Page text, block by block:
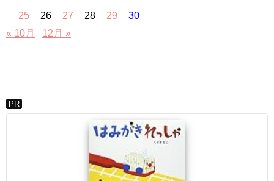
25 26 27 28 29
30
« 10月
12月 »
PR